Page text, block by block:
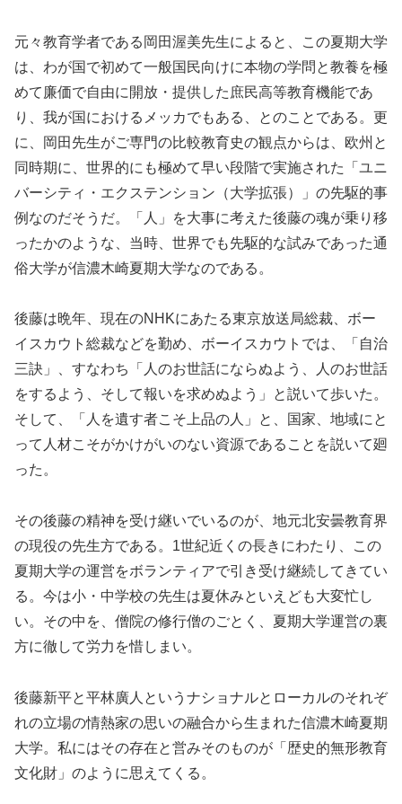
元々教育学者である岡田渥美先生によると、この夏期大学
は、わが国で初めて一般国民向けに本物の学問と教養を極
めて廉価で自由に開放・提供した庶民高等教育機能であ
り、我が国におけるメッカでもある、とのことである。更
に、岡田先生がご専門の比較教育史の観点からは、欧州と
同時期に、世界的にも極めて早い段階で実施された「ユニ
バーシティ・エクステンション（大学拡張）」の先駆的事
例なのだそうだ。「人」を大事に考えた後藤の魂が乗り移
ったかのような、当時、世界でも先駆的な試みであった通
俗大学が信濃木崎夏期大学なのである。
後藤は晩年、現在のNHKにあたる東京放送局総裁、ボー
イスカウト総裁などを勤め、ボーイスカウトでは、「自治
三訣」、すなわち「人のお世話にならぬよう、人のお世話
をするよう、そして報いを求めぬよう」と説いて歩いた。
そして、「人を遺す者こそ上品の人」と、国家、地域にと
って人材こそがかけがいのない資源であることを説いて廻
った。
その後藤の精神を受け継いでいるのが、地元北安曇教育界
の現役の先生方である。1世紀近くの長きにわたり、この
夏期大学の運営をボランティアで引き受け継続してきてい
る。今は小・中学校の先生は夏休みといえども大変忙し
い。その中を、僧院の修行僧のごとく、夏期大学運営の裏
方に徹して労力を惜しまい。
後藤新平と平林廣人というナショナルとローカルのそれぞ
れの立場の情熱家の思いの融合から生まれた信濃木崎夏期
大学。私にはその存在と営みそのものが「歴史的無形教育
文化財」のように思えてくる。